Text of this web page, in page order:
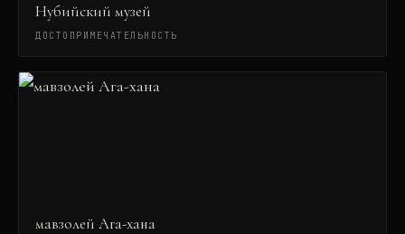
Нубийский музей
ДОСТОПРИМЕЧАТЕЛЬНОСТЬ
мавзолей Ага-хана